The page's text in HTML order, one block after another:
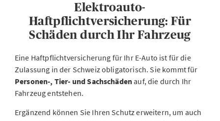
Elektroauto-
Haftpflichtversicherung: Für
Schäden durch Ihr Fahrzeug
Eine Haftpflichtversicherung für Ihr E-Auto ist für die
Zulassung in der Schweiz obligatorisch. Sie kommt für
Personen-, Tier- und Sachschädenauf, die durch Ihr
Fahrzeug entstehen.
Ergänzend können Sie Ihren Schutz erweitern, um auch